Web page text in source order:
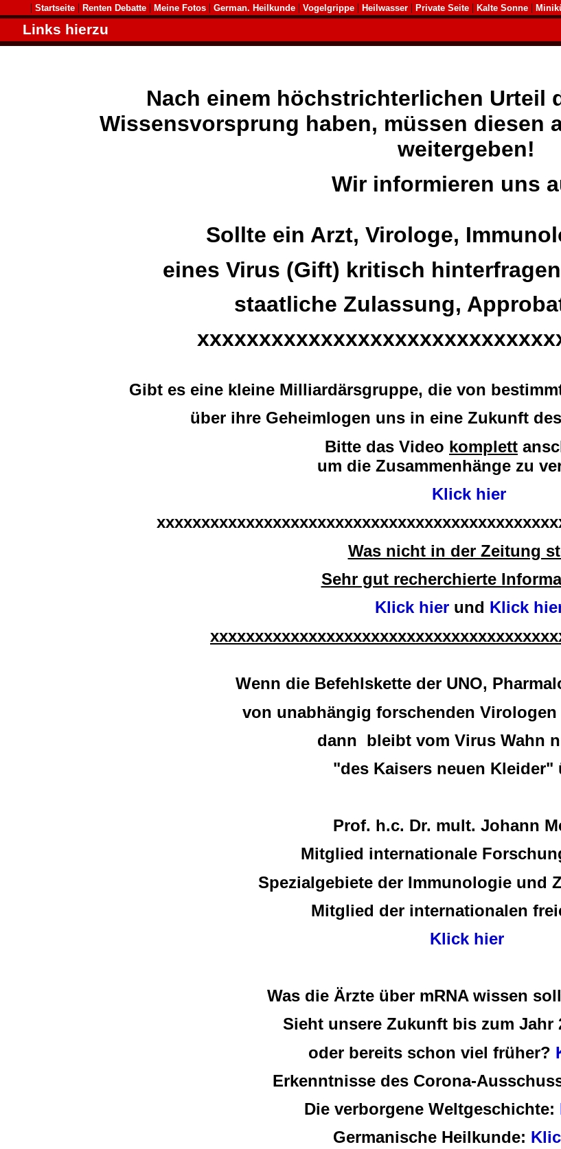
| Startseite | Renten Debatte | Meine Fotos | German. Heilkunde | Vogelgrippe | Heilwasser | Private Seite | Kalte Sonne |
Links hierzu
Nach einem höchstrichterlichen Urteil
Wissensvorsprung haben, müssen diesen
weitergeben!
Wir informieren uns
Sollte ein Arzt, Virologe,
eines Virus (Gift) kritisch
staatliche Zulassung,
Gibt es eine kleine Milliardärsgruppe, die von
über ihre Geheimlogen uns in eine Zukunft
Bitte das Video komplett
um die Zusammenhänge zu
Klick hier
Was nicht in der Zeitung
Sehr gut recherchierte
Klick hierund Klick
Wenn die Befehlskette der UNO,
von unabhängig forschenden Virologen
dann bleibt vom Virus Wahn
"des Kaisers neuen Kleider"
Prof. h.c. Dr. mult. Johann
Mitglied internationale
Spezialgebiete der Immunologie und
Mitglied der internationalen
Klick hier
Was die Ärzte über mRNA wissen
Sieht unsere Zukunft bis zum Jahr
oder bereits schon viel früher?
Erkenntnisse des Corona-
Die verborgene Weltgeschichte:
Germanische Heilkunde: